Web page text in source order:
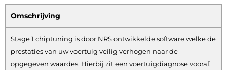
Omschrijving
Stage 1 chiptuning is door NRS ontwikkelde software welke de
prestaties van uw voertuig veilig verhogen naar de
opgegeven waardes. Hierbij zit een voertuigdiagnose vooraf,